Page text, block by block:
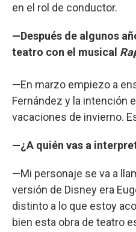
en el rol de conductor.
—Después de algunos
teatro con el musical
—En marzo empiezo a
Fernández y la intención
vacaciones de invierno.
—¿A quién vas a
—Mi personaje se va a
versión de Disney era
distinto a lo que estoy
bien esta obra de teatro